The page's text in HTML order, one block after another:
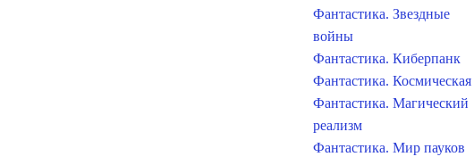
Фантастика. Звездные
войны
Фантастика. Киберпанк
Фантастика. Космическая
Фантастика. Магический
реализм
Фантастика. Мир пауков